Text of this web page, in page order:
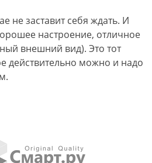
не заставит себя ждать. И
настроение, отличное
внешний вид). Это тот
действительно можно и надо